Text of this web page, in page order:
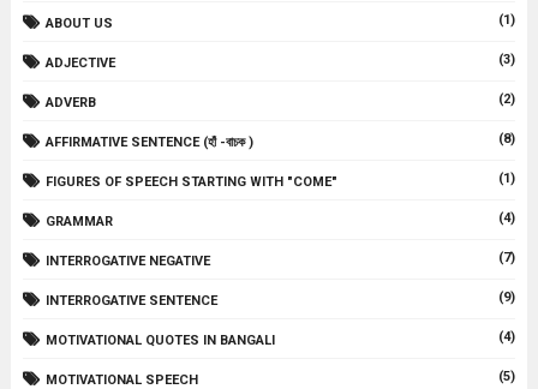
ABOUT US (1)
ADJECTIVE (3)
ADVERB (2)
AFFIRMATIVE SENTENCE (হাঁ -বাচক ) (8)
FIGURES OF SPEECH STARTING WITH "COME" (1)
GRAMMAR (4)
INTERROGATIVE NEGATIVE (7)
INTERROGATIVE SENTENCE (9)
MOTIVATIONAL QUOTES IN BANGALI (4)
MOTIVATIONAL SPEECH (5)